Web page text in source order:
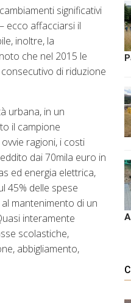
significativi
ecco affacciarsi il
inoltre, la
che nel 2015 le
di riduzione
urbana, in un
il campione
ragioni, i costi
dai 70mila euro in
ed energia elettrica,
45% delle spese
mantenimento di un
interamente
scolastiche,
abbigliamento,